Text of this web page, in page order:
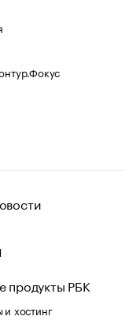
продукты РБК
хостинг